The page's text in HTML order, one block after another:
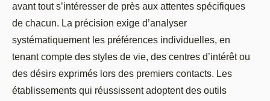
avant tout s’intéresser de près aux attentes spécifiques
de chacun. La précision exige d’analyser
systématiquement les préférences individuelles, en
tenant compte des styles de vie, des centres d’intérêt ou
des désirs exprimés lors des premiers contacts. Les
établissements qui réussissent adoptent des outils